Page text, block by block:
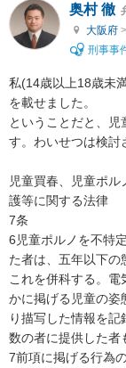
奥村 徹
大阪府 >
刑事事
私(14歳以上18歳未
を載せました。
ということだと、児
す。わいせつは検討
児童買春、児童ポ
護等に関する法律
7条
6児童ポルノを不特
た者は、五年以下の
これを併科する。
かに掲げる児童の姿
り描写した情報を
数の者に提供した者
7前項に掲げる行為